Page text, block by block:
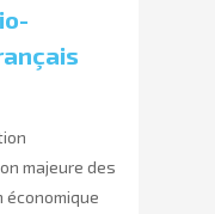
majeure des
économique